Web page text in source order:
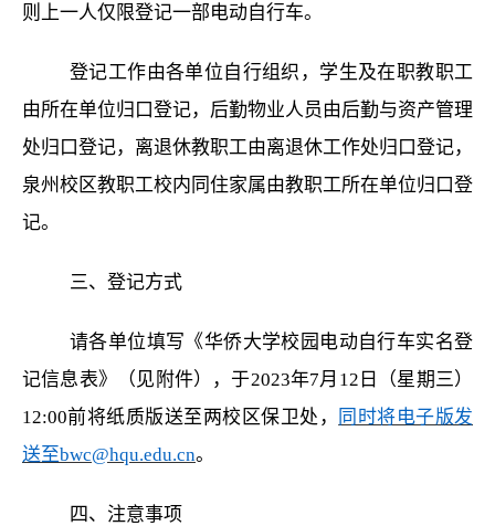
则上一人仅限登记一部电动自行车。
登记工作由各单位自行组织，学生及在职教职工
由所在单位归口登记，后勤物业人员由后勤与资产管理
处归口登记，离退休教职工由离退休工作处归口登记，
泉州校区教职工校内同住家属由教职工所在单位归口登
记。
三、登记方式
请各单位填写《华侨大学校园电动自行车实名登
记信息表》（见附件），于2023年7月12日（星期三）
1 2:00前将纸质版送至两校区保卫处，
同时将电子版发
送至bwc@hqu.edu.cn。
四、注意事项